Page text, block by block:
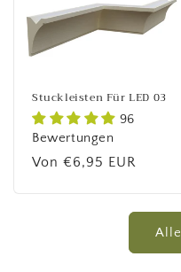
Stuckleisten Für LED 03
96
Bewertungen
Normaler
Von €6,95 EUR